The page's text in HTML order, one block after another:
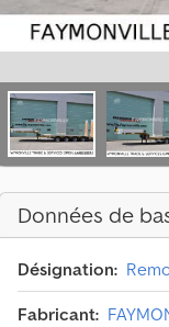
Données de
Désignation:
Fabricant: